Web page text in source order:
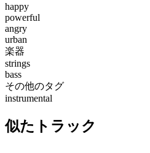
happy
powerful
angry
urban
楽器
strings
bass
その他のタグ
instrumental
似たトラック